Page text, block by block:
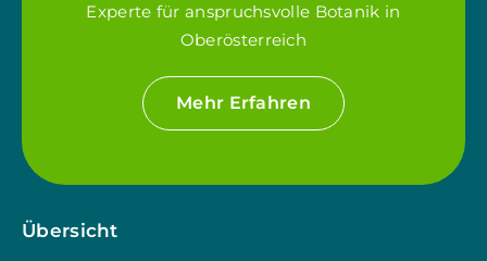
Experte für anspruchsvolle Botanik in
Oberösterreich
Mehr Erfahren
Übersicht